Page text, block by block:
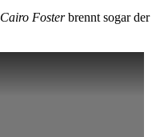
Cairo Fosterbrennt sogar der